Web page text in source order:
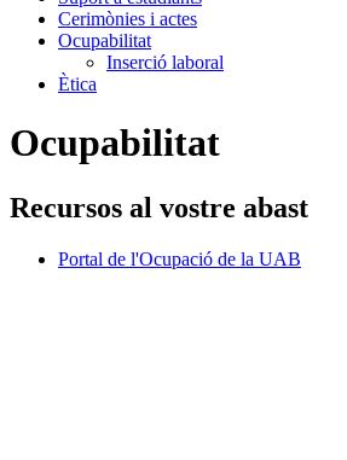
Cerimònies i actes
Ocupabilitat
Inserció laboral
Ètica
Ocupabilitat
Recursos al vostre abast
Portal de l'Ocupació de la UAB